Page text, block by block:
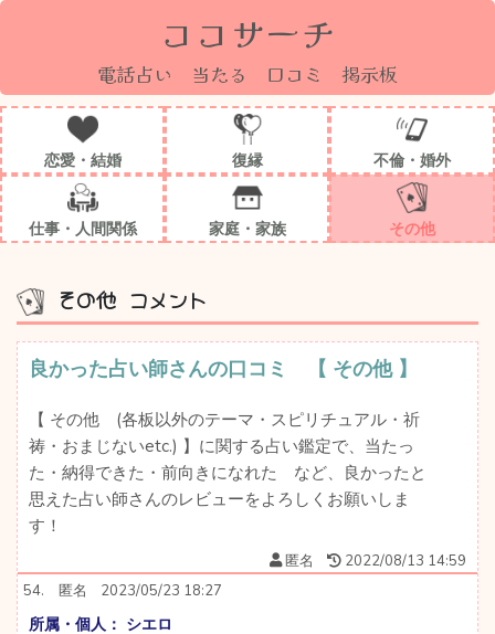
ココサーチ
電話占い 当たる 口コミ 掲示板
恋愛・結婚 復縁 不倫・婚外
仕事・人間関係 家庭・家族 その他
その他 コメント
良かった占い師さんの口コミ 【 その他 】
【 その他 (各板以外のテーマ・スピリチュアル・祈
祷・おまじないetc.) 】に関する占い鑑定で、当たっ
た・納得できた・前向きになれた など、良かったと
思えた占い師さんのレビューをよろしくお願いしま
す！
匿名
2022/08/13 14:59
54.
匿名 2023/05/23 18:27
所属・個人： シエロ